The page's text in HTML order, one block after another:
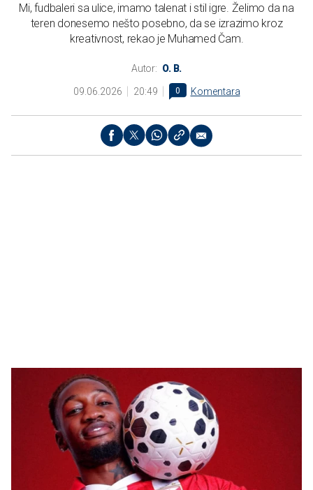
Mi, fudbaleri sa ulice, imamo talenat i stil igre. Želimo da na
teren donesemo nešto posebno, da se izrazimo kroz
kreativnost, rekao je Muhamed Čam.
Autor: O. B.
09.06.2026 20:49 0 Komentara